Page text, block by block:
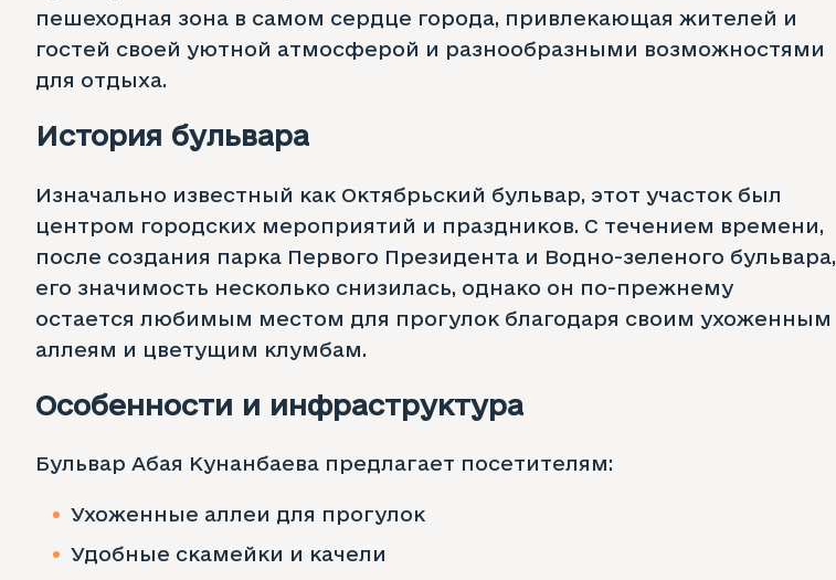
пешеходная зона в самом сердце города, привлекающая жителей и
гостей своей уютной атмосферой и разнообразными возможностями
для отдыха.
История бульвара
Изначально известный как Октябрьский бульвар, этот участок был
центром городских мероприятий и праздников. С течением времени,
после создания парка Первого Президента и Водно-зеленого бульвара,
его значимость несколько снизилась, однако он по-прежнему
остается любимым местом для прогулок благодаря своим ухоженным
аллеям и цветущим клумбам.
Особенности и инфраструктура
Бульвар Абая Кунанбаева предлагает посетителям:
Ухоженные аллеи для прогулок
Удобные скамейки и качели